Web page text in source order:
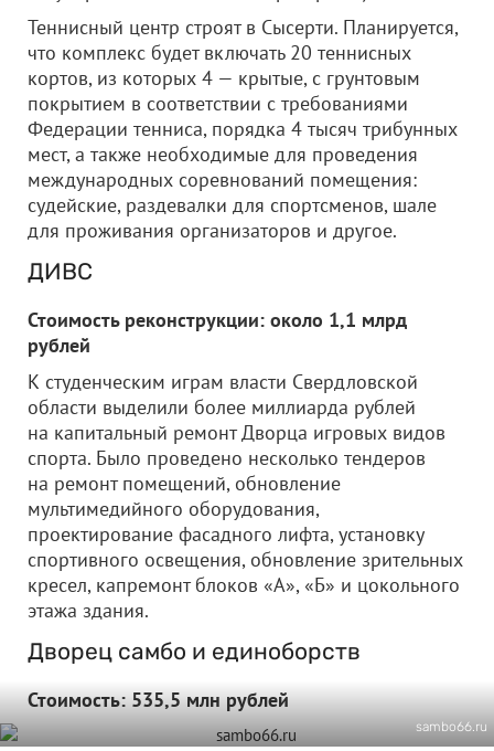
Теннисный центр строят в Сысерти. Планируется,
что комплекс будет включать 20 теннисных
кортов, из которых 4 — крытые, с грунтовым
покрытием в соответствии с требованиями
Федерации тенниса, порядка 4 тысяч трибунных
мест, а также необходимые для проведения
международных соревнований помещения:
судейские, раздевалки для спортсменов, шале
для проживания организаторов и другое.
ДИВС
Стоимость реконструкции: около 1,1 млрд
рублей
К студенческим играм власти Свердловской
области выделили более миллиарда рублей
на капитальный ремонт Дворца игровых видов
спорта. Было проведено несколько тендеров
на ремонт помещений, обновление
мультимедийного оборудования,
проектирование фасадного лифта, установку
спортивного освещения, обновление зрительных
кресел, капремонт блоков «А», «Б» и цокольного
этажа здания.
Дворец самбо и единоборств
Стоимость: 535,5 млн рублей
sambo66.ru